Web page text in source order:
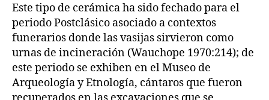
Este tipo de cerámica ha sido fechado para el
periodo Postclásico asociado a contextos
funerarios donde las vasijas sirvieron como
urnas de incineración (Wauchope 1970:214); de
este periodo se exhiben en el Museo de
Arqueología y Etnología, cántaros que fueron